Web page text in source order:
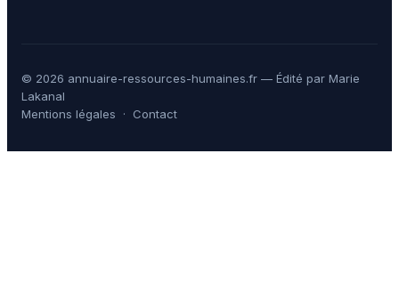
© 2026 annuaire-ressources-humaines.fr — Édité par Marie
Lakanal
Mentions légales · Contact